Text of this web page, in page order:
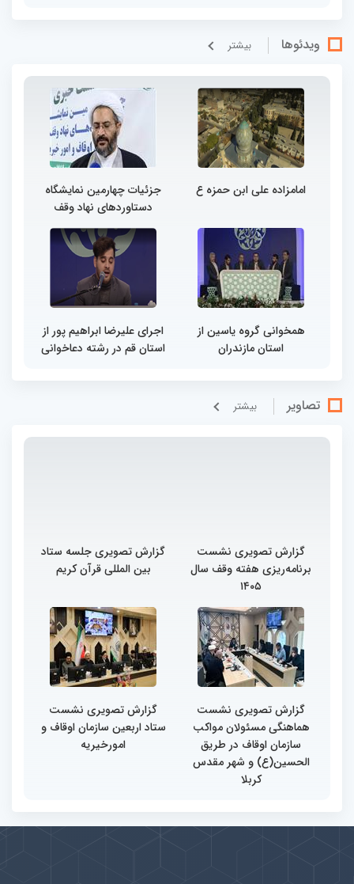
ویدئوها بيشتر
امامزاده علی ابن حمزه ع
جزئیات چهارمین نمایشگاه
دستاوردهای نهاد وقف
همخوانی گروه یاسین از
استان مازندران
اجرای علیرضا ابراهیم پور از
استان قم در رشته دعاخوانی
تصاویر بيشتر
گزارش تصویری نشست
برنامه‌ریزی هفته وقف سال
۱۴۰۵
گزارش تصویری جلسه ستاد
بین المللی قرآن کریم
گزارش تصویری نشست
هماهنگی مسئولان مواکب
سازمان اوقاف در طریق
الحسین(ع) و شهر مقدس
کربلا
گزارش تصویری نشست
ستاد اربعین سازمان اوقاف و
امورخیریه